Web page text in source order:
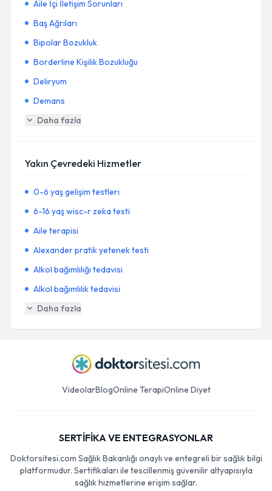
Aile İçi İletişim Sorunları
Baş Ağrıları
Bipolar Bozukluk
Borderline Kişilik Bozukluğu
Deliryum
Demans
Daha fazla
Yakın Çevredeki Hizmetler
0-6 yaş gelişim testleri
6-16 yaş wisc-r zeka testi
Aile terapisi
Alexander pratik yetenek testi
Alkol bağımlılığı tedavisi
Alkol bağımlılık tedavisi
Daha fazla
VideolarBlogOnline TerapiOnline Diyet
SERTİFİKA VE ENTEGRASYONLAR
Doktorsitesi.com Sağlık Bakanlığı onaylı ve entegreli bir sağlık bilgi
platformudur. Sertifikaları ile tescillenmiş güvenilir altyapısıyla
sağlık hizmetlerine erişim sağlar.